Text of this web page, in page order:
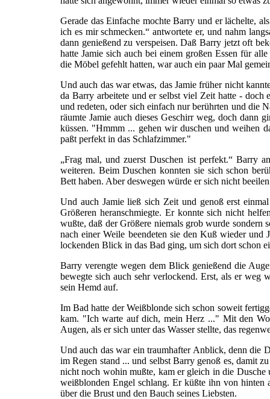
Gerade das Einfache mochte Barry und er lächelte,
ich es mir schmecken.“ antwortete er, und nahm
dann genießend zu verspeisen. Daß Barry jetzt oft
hatte Jamie sich auch bei einem großen Essen für
die Möbel gefehlt hatten, war auch ein paar Mal
Und auch das war etwas, das Jamie früher nicht
da Barry arbeitete und er selbst viel Zeit hatte - doch
und redeten, oder sich einfach nur berührten und die
räumte Jamie auch dieses Geschirr weg, doch dann
küssen. "Hmmm ... gehen wir duschen und weihen
paßt perfekt in das Schlafzimmer."
„Frag mal, und zuerst Duschen ist perfekt.“ Barry
weiteren. Beim Duschen konnten sie sich schon
Bett haben. Aber deswegen würde er sich nicht
Und auch Jamie ließ sich Zeit und genoß erst
Größeren heranschmiegte. Er konnte sich nicht
wußte, daß der Größere niemals grob wurde sondern
nach einer Weile beendeten sie den Kuß wieder und
lockenden Blick in das Bad ging, um sich dort schon
Barry verengte wegen dem Blick genießend die
bewegte sich auch sehr verlockend. Erst, als er
sein Hemd auf.
Im Bad hatte der Weißblonde sich schon soweit
kam. "Ich warte auf dich, mein Herz ..." Mit den
Augen, als er sich unter das Wasser stellte, das
Und auch das war ein traumhafter Anblick, denn die
im Regen stand ... und selbst Barry genoß es, damit
nicht noch wohin mußte, kam er gleich in die
weißblonden Engel schlang. Er küßte ihn von hinten
über die Brust und den Bauch seines Liebsten.